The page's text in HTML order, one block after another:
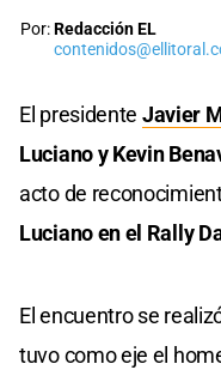
Por:Redacción EL
El presidente Javier
Luciano y Kevin
acto de
Luciano en el Rally
El encuentro se
tuvo como eje el